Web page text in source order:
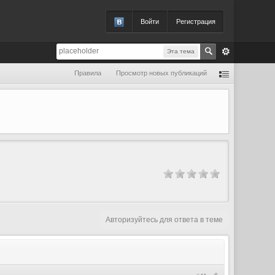
Войти Регистрация
Эта тема
Правила Просмотр новых публикаций
Авторизуйтесь для ответа в теме